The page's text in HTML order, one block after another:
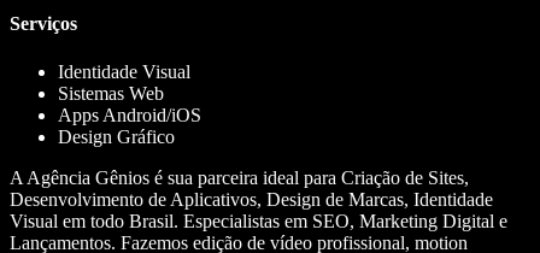
Serviços
Identidade Visual
Sistemas Web
Apps Android/iOS
Design Gráfico
A Agência Gênios é sua parceira ideal para Criação de Sites,
Desenvolvimento de Aplicativos, Design de Marcas, Identidade
Visual em todo Brasil. Especialistas em SEO, Marketing Digital e
Lançamentos. Fazemos edição de vídeo profissional, motion